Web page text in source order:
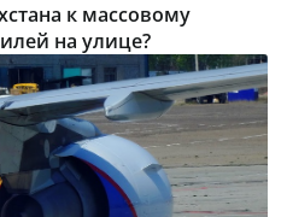
к массовому
на улице?